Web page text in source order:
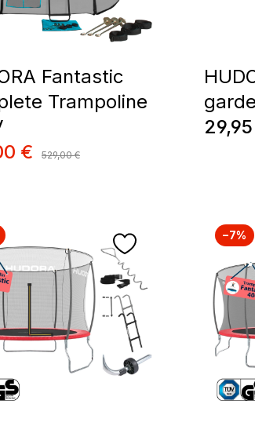
Fantastic
Trampoline
vente :
€ Prix régulier :
529,00 €
Prix
−7%